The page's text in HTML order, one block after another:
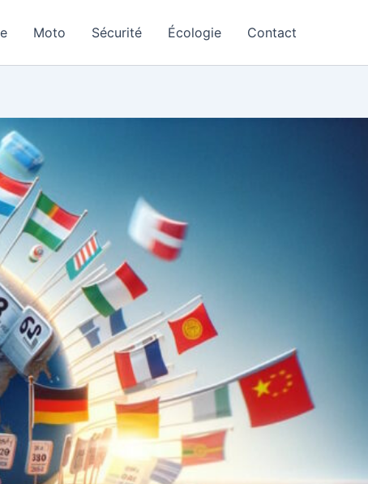
Moto Sécurité Écologie Contact